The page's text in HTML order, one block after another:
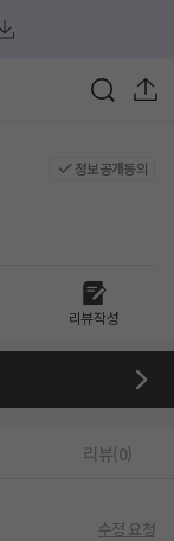
정보공개동의
리뷰작성
리뷰(0)
수정 요청